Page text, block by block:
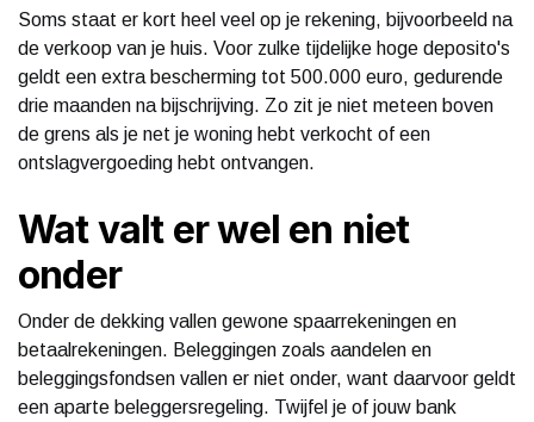
Soms staat er kort heel veel op je rekening, bijvoorbeeld na
de verkoop van je huis. Voor zulke tijdelijke hoge deposito's
geldt een extra bescherming tot 500.000 euro, gedurende
drie maanden na bijschrijving. Zo zit je niet meteen boven
de grens als je net je woning hebt verkocht of een
ontslagvergoeding hebt ontvangen.
Wat valt er wel en niet
onder
Onder de dekking vallen gewone spaarrekeningen en
betaalrekeningen. Beleggingen zoals aandelen en
beleggingsfondsen vallen er niet onder, want daarvoor geldt
een aparte beleggersregeling. Twijfel je of jouw bank